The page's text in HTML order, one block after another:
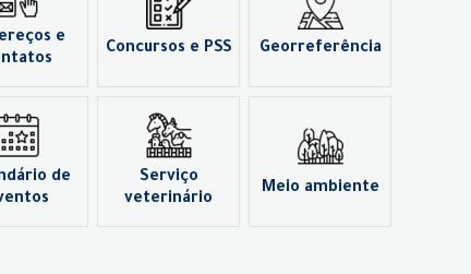
e
Concursos e PSS Georreferência
de
Serviço
veterinário
Meio ambiente